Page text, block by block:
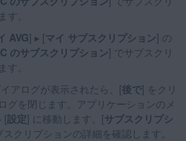
。
AVG] ▸ [マイ サブスクリプション] の
のサブスクリプション] でサブスクリ
。
イアログが表示されたら、[後で] をクリ
グを閉じます。アプリケーションのメ
[設定] に移動します。[サブスクリプシ
クリプションの詳細を確認します。